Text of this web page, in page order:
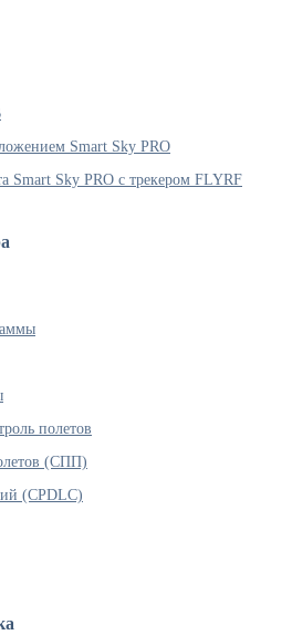
Smart Sky PRO
Smart Sky PRO с трекером FLYRF
полетов
(СПП)
(CPDLC)